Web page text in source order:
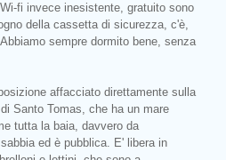
fi invece inesistente, gratuito sono
della cassetta di sicurezza, c'è,
sempre dormito bene, senza
affacciato direttamente sulla
Santo Tomas, che ha un mare
tutta la baia, davvero da
ed è pubblica. E' libera in